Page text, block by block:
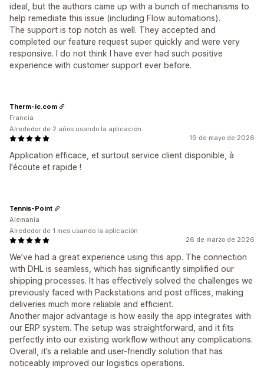
ideal, but the authors came up with a bunch of mechanisms to
help remediate this issue (including Flow automations).
The support is top notch as well. They accepted and
completed our feature request super quickly and were very
responsive. I do not think I have ever had such positive
experience with customer support ever before.
19 de mayo de 2026
Application efficace, et surtout service client disponible, à
l'écoute et rapide !
Therm-ic.com
Francia
Alrededor de 2 años usando la aplicación
26 de marzo de 2026
We’ve had a great experience using this app. The connection
with DHL is seamless, which has significantly simplified our
shipping processes. It has effectively solved the challenges we
previously faced with Packstations and post offices, making
deliveries much more reliable and efficient.
Another major advantage is how easily the app integrates with
our ERP system. The setup was straightforward, and it fits
perfectly into our existing workflow without any complications.
Overall, it’s a reliable and user-friendly solution that has
noticeably improved our logistics operations.
Tennis-Point
Alemania
Alrededor de 1 mes usando la aplicación